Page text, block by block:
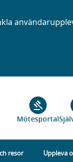
gavel
Mötesportal
resor Uppleva